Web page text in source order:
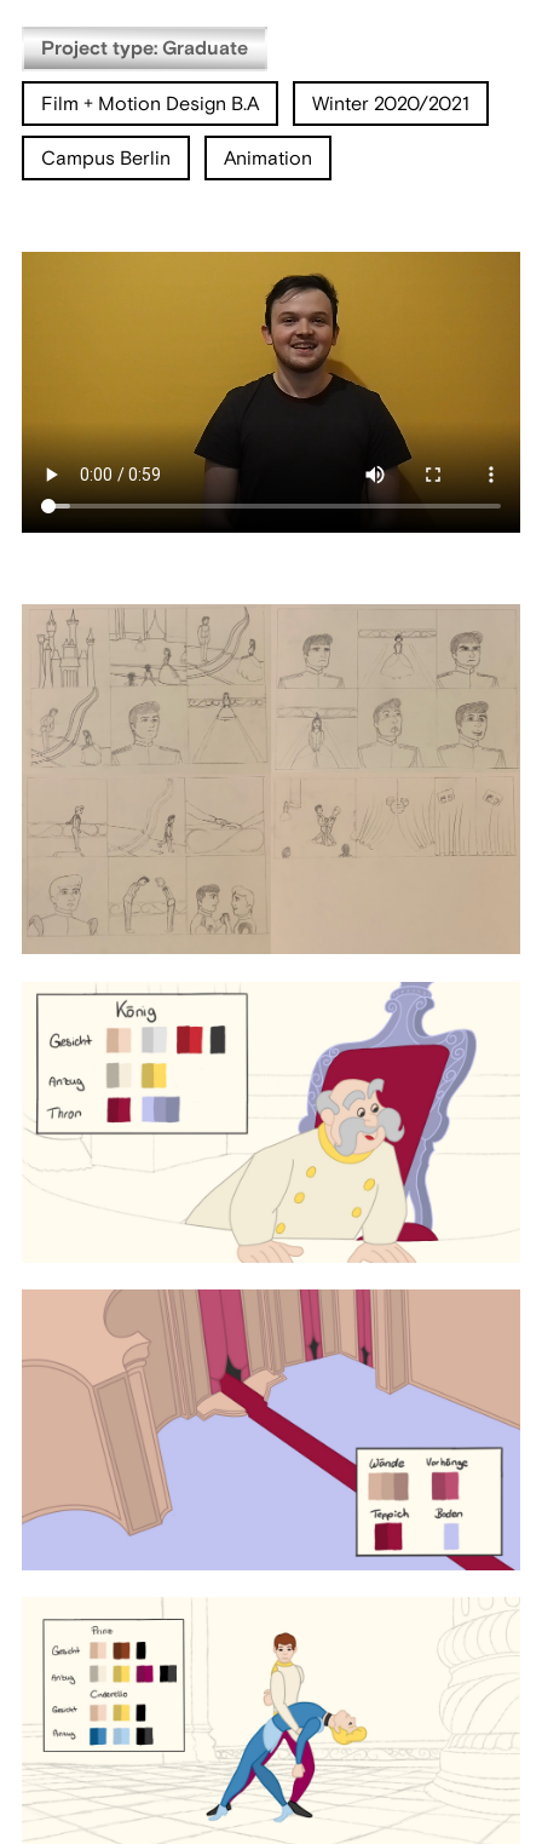
Project type: Graduate
Film + Motion Design B.A Winter 2020/2021
Campus Berlin Animation